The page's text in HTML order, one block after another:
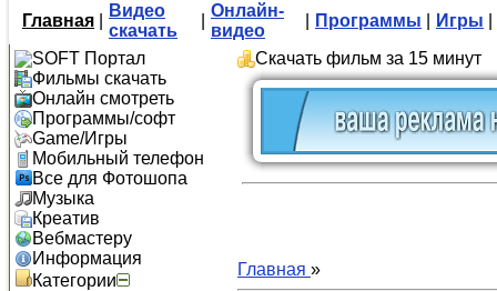
Главная
Видео
скачать
Онлайн-
видео
Программы Игры
SOFT Портал
Фильмы скачать
Онлайн смотреть
Программы/софт
Game/Игры
Мобильный телефон
Все для Фотошопа
Музыка
Креатив
Вебмастеру
Информация
Категории
Скачать фильм за 15 минут
Главная »